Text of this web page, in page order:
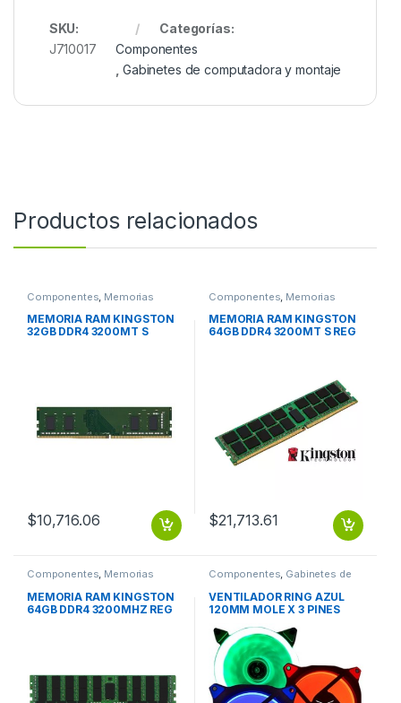
SKU:
J710017
Categorías:
Componentes
Gabinetes de computadora y montaje
Productos relacionados
Componentes Memorias
MEMORIA RAM KINGSTON
32GB DDR4 3200MT S
$10,716.06
Componentes Memorias
MEMORIA RAM KINGSTON
64GB DDR4 3200MT S REG
$21,713.61
Componentes, Memorias
MEMORIA RAM KINGSTON
64GB DDR4 3200MHZ REG
Componentes, Gabinetes de
VENTILADOR RING AZUL
120MM MOLE X 3 PINES